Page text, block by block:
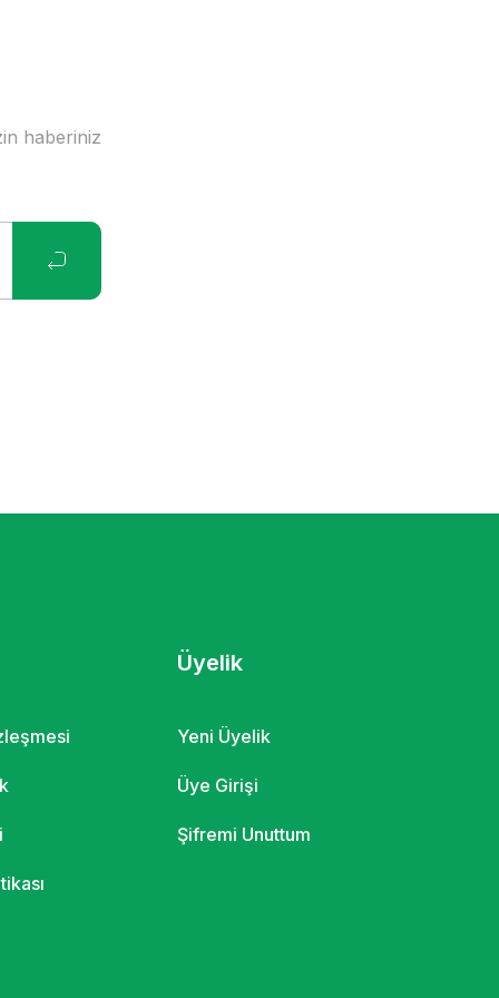
haberiniz
Üyelik
Yeni Üyelik
Üye Girişi
Şifremi Unuttum